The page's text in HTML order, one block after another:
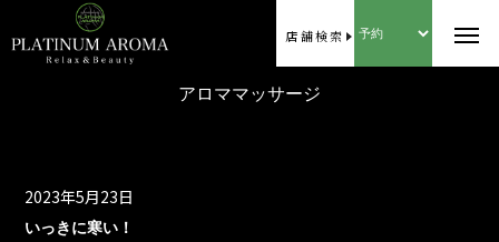
店舗検索
アロママッサージ
2023年5月23日
いっきに寒い！